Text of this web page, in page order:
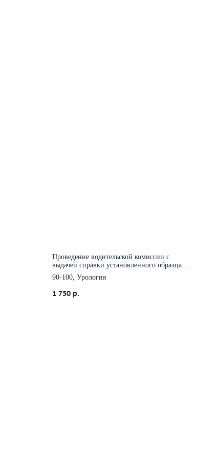
Проведение водительской комиссии с
выдачей справки установленного образца
Кат СДЕ
90-100, Урология
1 750 р.